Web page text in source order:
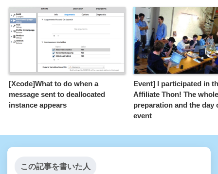
[Xcode]What to do when a
message sent to deallocated
instance appears
Event] I participated in
Affiliate Thon! The whole
preparation and the day
event
この記事を書いた人